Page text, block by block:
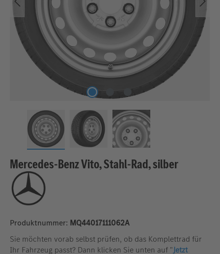
Mercedes-Benz Vito, Stahl-Rad, silber
Produktnummer: MQ44017111062A
Sie möchten vorab selbst prüfen, ob das Komplettrad für
Ihr Fahrzeug passt? Dann klicken Sie unten auf "Jetzt